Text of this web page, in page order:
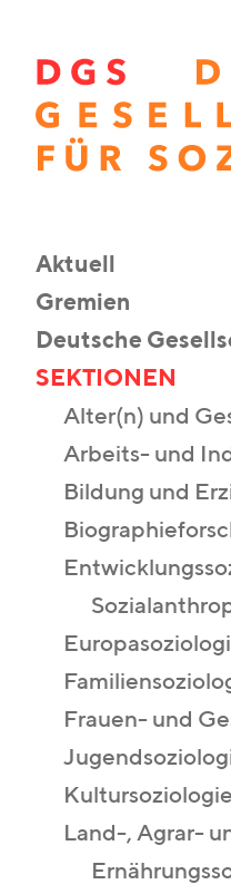
Aktuell
Gremien
Deutsche
SEKTIONEN
Alter(n) und
Arbeits- und
Bildung und
Frauen- und
Kultursoziologie
Land-, Agrar-